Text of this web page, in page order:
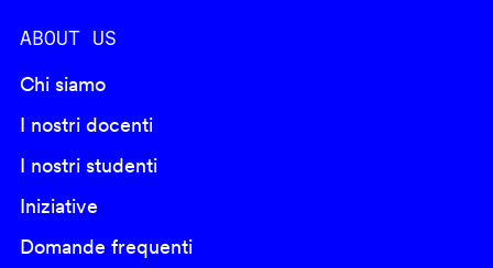
ABOUT US
Chi siamo
I nostri docenti
I nostri studenti
Iniziative
Domande frequenti